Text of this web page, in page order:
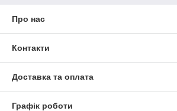
Про нас
Контакти
Доставка та оплата
Графік роботи